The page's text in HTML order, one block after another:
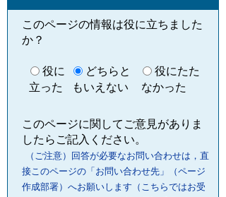
このページの情報は役に立ちました
か？
役に
立った
どちらと
もいえない
役にたた
なかった
このページに関してご意見がありま
したらご記入ください。
（ご注意）回答が必要なお問い合わせは，直
接このページの「お問い合わせ先」（ページ
作成部署）へお願いします（こちらではお受